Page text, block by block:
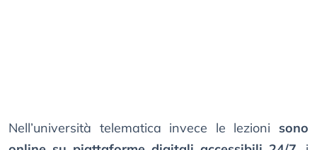
Nell’università telematica invece le lezioni sono